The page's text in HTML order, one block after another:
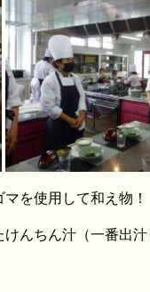
を使用して和え物！
んちん汁（一番出汁